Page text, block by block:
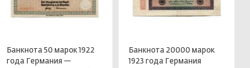
Банкнота 50 марок 1922
года Германия —
Банкнота 20000 марок
1923 года Германия